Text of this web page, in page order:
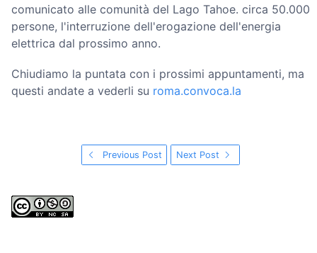
comunicato alle comunità del Lago Tahoe. circa 50.000
persone, l'interruzione dell'erogazione dell'energia
elettrica dal prossimo anno.
Chiudiamo la puntata con i prossimi appuntamenti, ma
questi andate a vederli su roma.convoca.la
Previous Post Next Post